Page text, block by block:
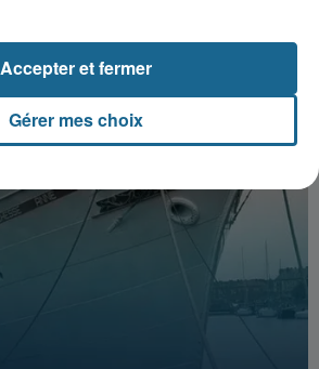
Gérer mes choix
Accepter et fermer